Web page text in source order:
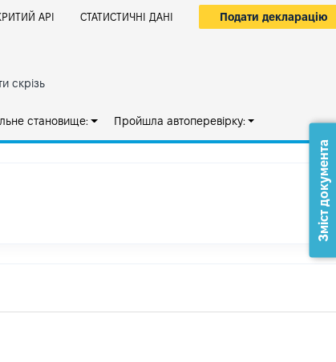
АРІ СТАТИСТИЧНІ ДАНІ Подати декларацію
скрізь
становище: Пройшла автоперевірку:
Зміст документа